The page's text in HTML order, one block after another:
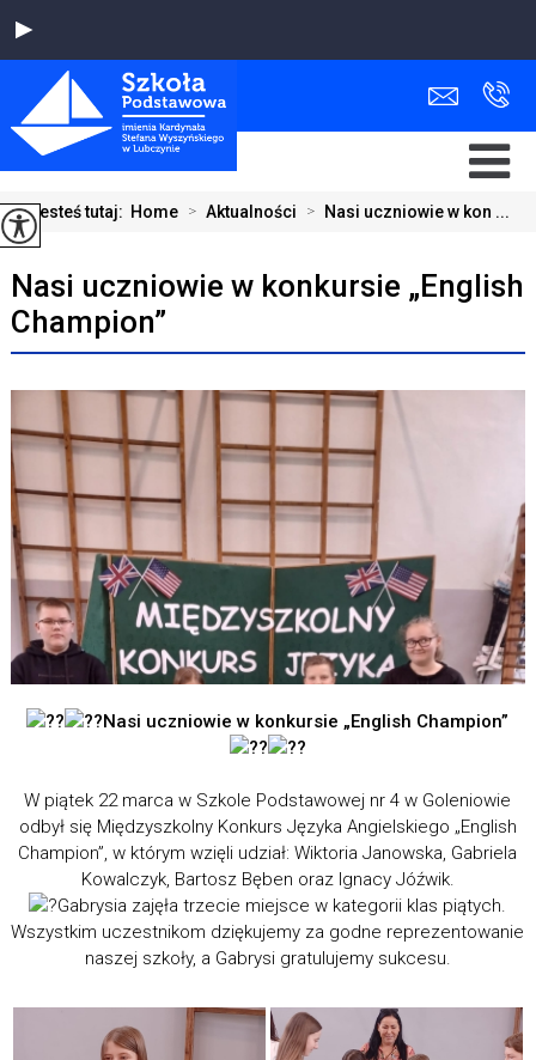
Jesteś tutaj: Home > Aktualności > Nasi uczniowie w kon ...
Nasi uczniowie w konkursie „English
Champion”
Nasi uczniowie w konkursie „English Champion”
W piątek 22 marca w Szkole Podstawowej nr 4 w Goleniowie
odbył się Międzyszkolny Konkurs Języka Angielskiego „English
Champion”, w którym wzięli udział: Wiktoria Janowska, Gabriela
Kowalczyk, Bartosz Bęben oraz Ignacy Jóźwik.
Gabrysia zajęła trzecie miejsce w kategorii klas piątych.
Wszystkim uczestnikom dziękujemy za godne reprezentowanie
naszej szkoły, a Gabrysi gratulujemy sukcesu.